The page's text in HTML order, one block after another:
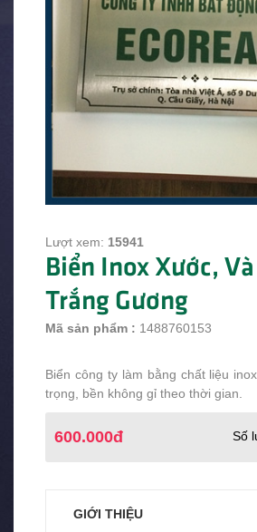
Lượt xem: 15941
Biển Inox Xước,
Trắng Gương
Mã sản phẩm : 1488760153
Biển công ty làm bằng chất liệu
trọng, bền không gỉ theo thời gian.
600.000đ Số
GIỚI THIỆU